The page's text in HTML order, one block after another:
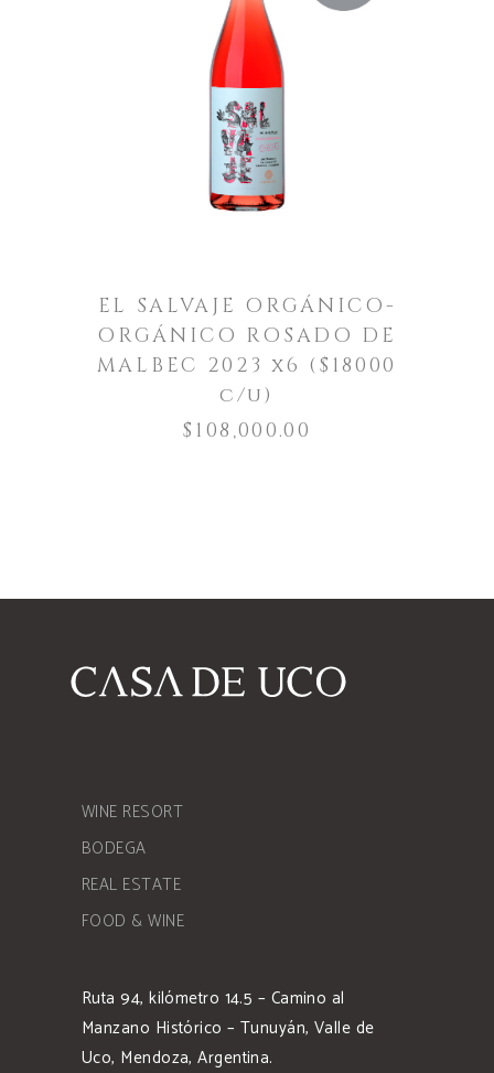
LEER MÁS
EL SALVAJE ORGÁNICO-
ORGÁNICO ROSADO DE
MALBEC 2023 x6 ($18000
c/u)
$ 108,000.00
WINE RESORT
BODEGA
REAL ESTATE
FOOD & WINE
Ruta 94, kilómetro 14.5 – Camino al
Manzano Histórico – Tunuyán, Valle de
Uco, Mendoza, Argentina.